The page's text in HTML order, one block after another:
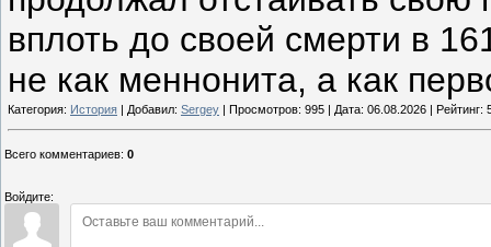
вплоть до своей смерти в
не как меннонита, а как
Категория: История | Добавил: Sergey | Просмотров: 995 | Дата: 06.08.2026 | Рейтинг:
Всего комментариев: 0
Войдите: